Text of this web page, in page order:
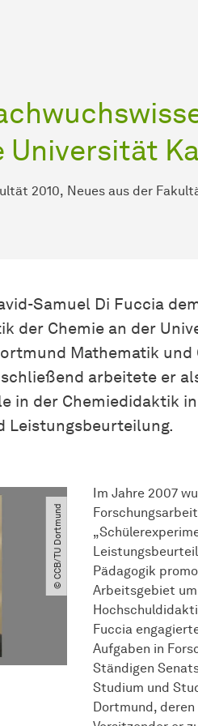
Universität
2010 Neues aus der
Samuel Di Fuccia
der Chemie an der
Mathematik und
arbeitete er
in der Chemiedidaktik
Leistungsbeurteilung.
© CCB​/​TU Dortmund
Im Jahre 2007
Pädagogik
Arbeitsgebiet
Fuccia
Aufgaben in
Ständigen
Studium und
Dortmund,